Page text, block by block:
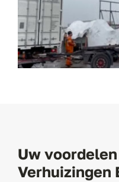
Uw
Verhuizingen